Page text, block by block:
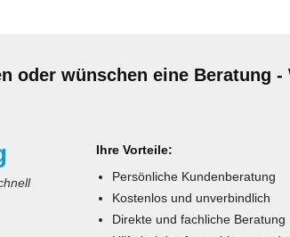
oder wünschen eine Beratung -
Ihre Vorteile:
Persönliche Kundenberatung
Kostenlos und unverbindlich
Direkte und fachliche Beratung